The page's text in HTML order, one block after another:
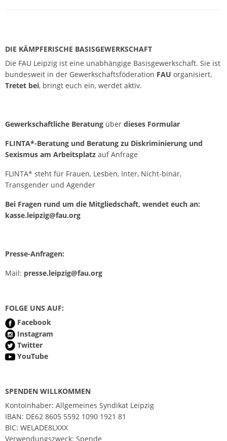
o
s
t
N
v
g
t
i
o
n
DIE KÄMPFERISCHE BASISGEWERKSCHAFT
Die FAU Leipzig ist eine unabhängige Basisgewerkschaft. Sie ist
bundesweit in der Gewerkschaftsföderation FAU organisiert.
Tretet bei, bringt euch ein, werdet aktiv.
Gewerkschaftliche Beratung über dieses Formular
FLINTA*-Beratung und Beratung zu Diskriminierung und
Sexismus am Arbeitsplatz auf Anfrage
FLINTA* steht für Frauen, Lesben, Inter, Nicht-binär,
Transgender und Agender
Bei Fragen rund um die Mitgliedschaft, wendet euch an:
kasse.leipzig@fau.org
Presse-Anfragen:
Mail: presse.leipzig@fau.org
FOLGE UNS AUF:
Facebook
Instagram
Twitter
YouTube
SPENDEN WILLKOMMEN
Kontoinhaber: Allgemeines Syndikat Leipzig
IBAN: DE62 8605 5592 1090 1921 81
BIC: WELADE8LXXX
Verwendungszweck: Spende